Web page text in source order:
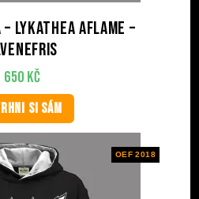
AFLAME –
650 Kč
SI SÁM
OEF 2018